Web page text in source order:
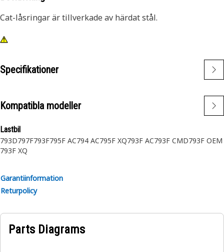
Cat-låsringar är tillverkade av härdat stål.
Specifikationer
Kompatibla modeller
Lastbil
793D797F793F795F AC794 AC795F XQ793F AC793F CMD793F OEM
793F XQ
Garantiinformation
Returpolicy
Parts Diagrams